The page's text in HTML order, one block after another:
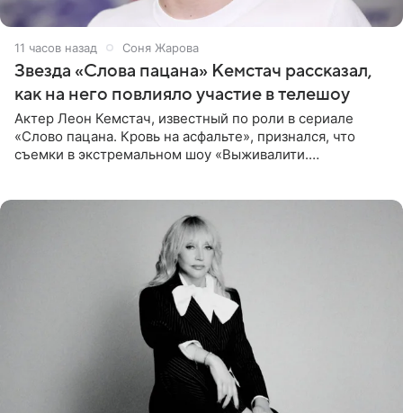
11 часов назад Соня Жарова
Звезда «Слова пацана» Кемстач рассказал,
как на него повлияло участие в телешоу
Актер Леон Кемстач, известный по роли в сериале
«Слово пацана. Кровь на асфальте», признался, что
съемки в экстремальном шоу «Выживалити.